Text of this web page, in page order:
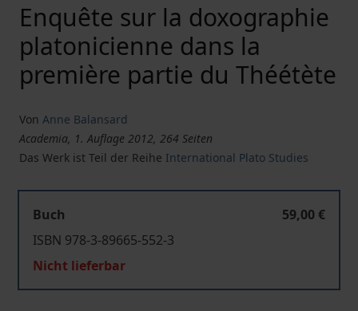
Enquête sur la doxographie
platonicienne dans la
première partie du Théétète
Von Anne Balansard
Academia, 1. Auflage 2012, 264 Seiten
Das Werk ist Teil der Reihe International Plato Studies
Buch
59,00 €
ISBN 978-3-89665-552-3
Nicht lieferbar